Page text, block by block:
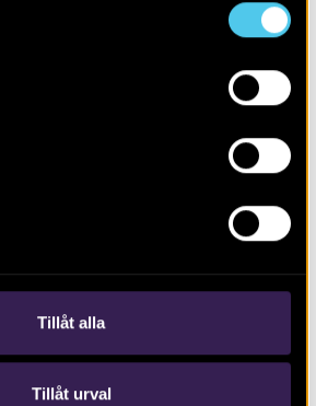
Tillåt alla
Tillåt urval
m.fl. En boplatsgrop